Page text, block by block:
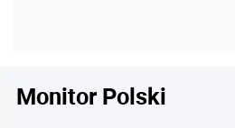
Monitor Polski